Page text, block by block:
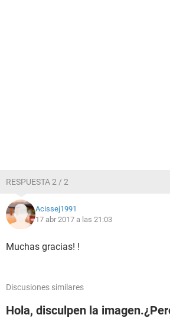
RESPUESTA 2 / 2
Acissej1991
17 abr 2017 a las 21:03
Muchas gracias! !
Discusiones similares
Hola, disculpen la